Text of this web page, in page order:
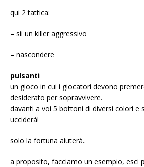
qui 2 tattica:
– sii un killer aggressivo
– nascondere
pulsanti
un gioco in cui i giocatori devono
desiderato per sopravvivere.
davanti a voi 5 bottoni di diversi colori e
ucciderà!
solo la fortuna aiuterà..
a proposito, facciamo un esempio, esci